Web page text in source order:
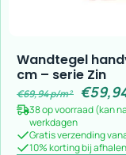
Wandtegel
cm – serie Zin
€69,94p/m² €
38 op voorraad (kan
werkdagen
Gratis verzending
10% korting bij afhalen